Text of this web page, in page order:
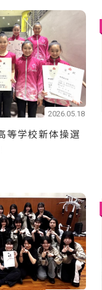
2026.05.18
学校新体操選